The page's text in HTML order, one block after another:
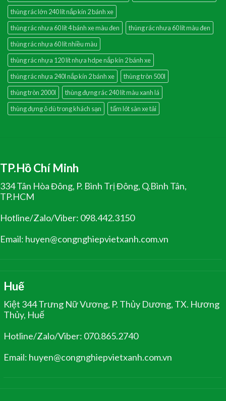
thùng rác lớn 240 lít nắp kín 2 bánh xe
thùng rác nhưa 60 lít 4 bánh xe màu đen
thùng rác nhưa 60 lít màu đen
thùng rác nhựa 60 lít nhiều màu
thùng rác nhựa 120 lít nhựa hdpe nắp kín 2 bánh xe
thùng rác nhựa 240l nắp kín 2 bánh xe
thùng tròn 500l
thùng tròn 2000l
thùng đựng rác 240 lít màu xanh lá
thùng đựng ô dù trong khách sạn
tấm lót sàn xe tải
TP.Hồ Chí Minh
334 Tân Hòa Đông, P. Bình Trị Đông, Q.Bình Tân,
TP.HCM
Hotline/Zalo/Viber: 098.442.3150
Email: huyen@congnghiepvietxanh.com.vn
Huế
Kiệt 344 Trưng Nữ Vương, P. Thủy Dương, TX. Hương
Thủy, Huế
Hotline/Zalo/Viber: 070.865.2740
Email: huyen@congnghiepvietxanh.com.vn